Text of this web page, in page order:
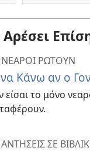
ΝΕΑΡΟΙ ΡΩΤΟΥΝ
να Κάνω αν ο
είσαι το μόνο
ΣΕ